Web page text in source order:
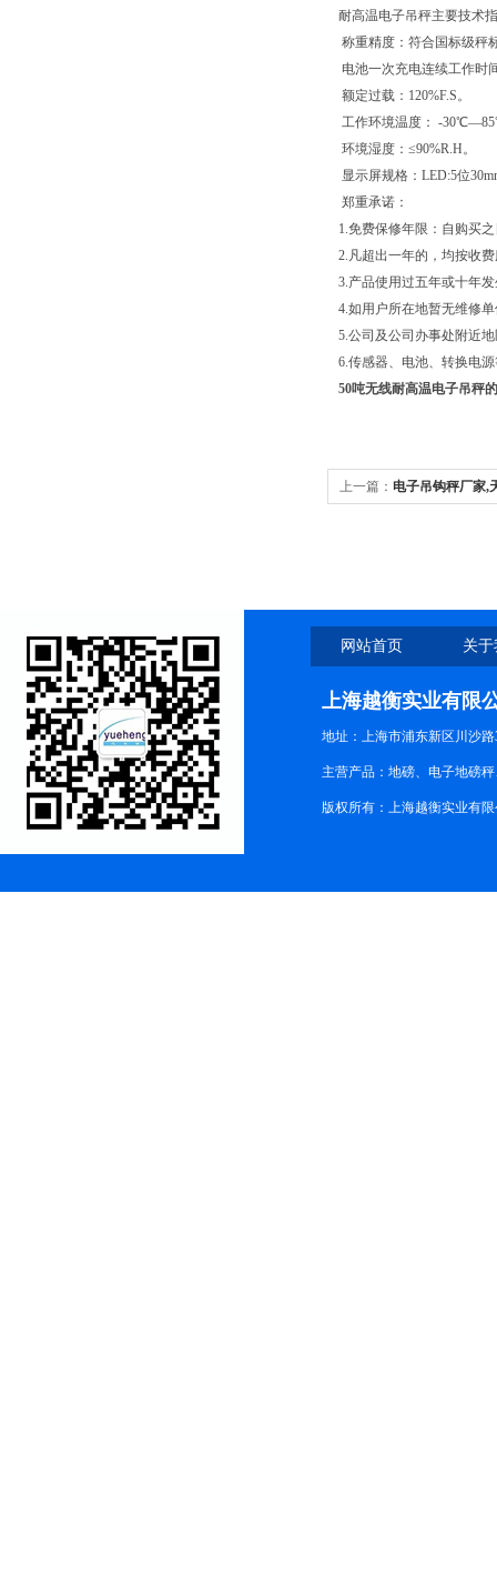
耐高温电子吊秤主要技术
称重精度：符合国标级秤
电池一次充电连续工作时
额定过载：120%F.S。
工作环境温度： -
环境湿度：≤90%R.H。
显示屏规格：LED:5位
郑重承诺：
1.免费保修年限：自购买
2.凡超出一年的，均按收
3.产品使用过五年或十年
4.如用户所在地暂无维修
5.公司及公司办事处附近
6.传感器、电池、转换电
50吨无线耐高温电子吊秤
上一篇： 电子吊钩秤厂家,
网站首页 关
上海越衡实业有限
地址：上海市浦东新区川沙路
主营产品：地磅、电子地磅
版权所有：上海越衡实业有